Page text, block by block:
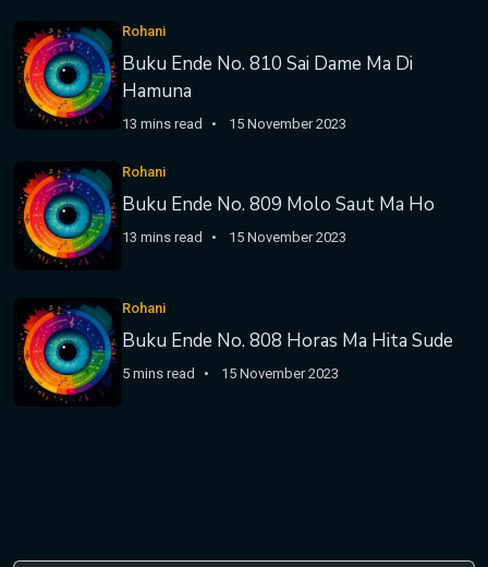
Rohani
Buku Ende No. 810 Sai Dame Ma Di
Hamuna
13 mins read 15 November 2023
Rohani
Buku Ende No. 809 Molo Saut Ma Ho
13 mins read 15 November 2023
Rohani
Buku Ende No. 808 Horas Ma Hita Sude
5 mins read 15 November 2023